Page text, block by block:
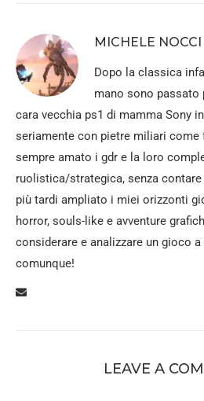
MICHELE NOCCI
Dopo la classica
mano sono passato
cara vecchia ps1 di mamma Sony
seriamente con pietre miliari come
sempre amato i gdr e la loro
ruolistica/strategica, senza
più tardi ampliato i miei orizzonti
horror, souls-like e avventure
considerare e analizzare un gioco
comunque!
LEAVE A